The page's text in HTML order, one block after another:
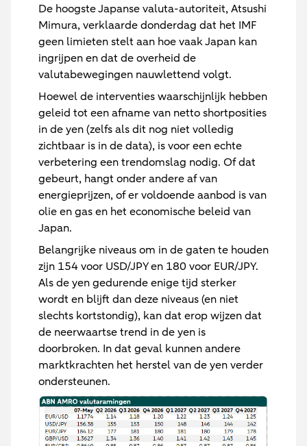
De hoogste Japanse valuta-autoriteit, Atsushi
Mimura, verklaarde donderdag dat het IMF
geen limieten stelt aan hoe vaak Japan kan
ingrijpen en dat de overheid de
valutabewegingen nauwlettend volgt.
Hoewel de interventies waarschijnlijk hebben
geleid tot een afname van netto shortposities
in de yen (zelfs als dit nog niet volledig
zichtbaar is in de data), is voor een echte
verbetering een trendomslag nodig. Of dat
gebeurt, hangt onder andere af van
energieprijzen, of er voldoende aanbod is van
olie en gas en het economische beleid van
Japan.
Belangrijke niveaus om in de gaten te houden
zijn 154 voor USD/JPY en 180 voor EUR/JPY.
Als de yen gedurende enige tijd sterker
wordt en blijft dan deze niveaus (en niet
slechts kortstondig), kan dat erop wijzen dat
de neerwaartse trend in de yen is
doorbroken. In dat geval kunnen andere
marktkrachten het herstel van de yen verder
ondersteunen.